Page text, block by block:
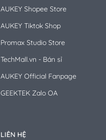
AUKEY Shopee Store
AUKEY Tiktok Shop
Promax Studio Store
TechMall.vn - Bán sỉ
AUKEY Official Fanpage
GEEKTEK Zalo OA
LIÊN HỆ